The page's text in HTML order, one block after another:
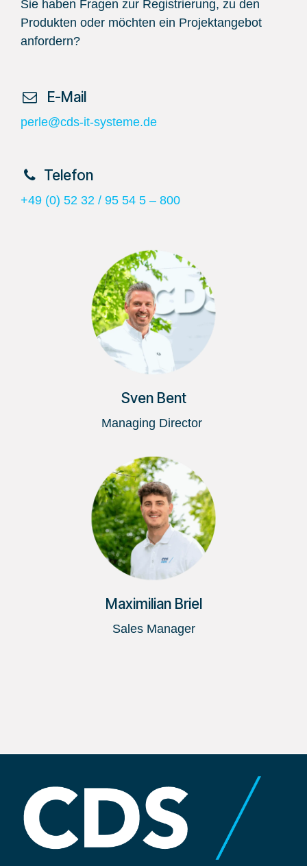
Sie haben Fragen zur Registrierung, zu den
Produkten oder möchten ein Projektangebot
anfordern?
​ E-Mail
perle@cds-it-systeme.de
​Telefon
+49 (0) 52 32 / 95 54 5 – 800
Sven Bent
Managing Director
Maximilian Briel
Sales Manager